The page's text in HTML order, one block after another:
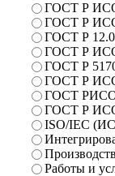
ГОСТ Р ИСО
ГОСТ Р ИСО
ГОСТ Р
ГОСТ Р ИСО
ГОСТ Р
ГОСТ Р ИСО
ГОСТ РИСО
ГОСТ Р
ISO/IEC
Работы и